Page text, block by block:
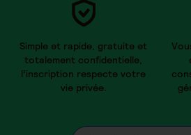
Simple et rapide, gratuite et
totalement confidentielle,
l’inscription respecte votre
vie privée.